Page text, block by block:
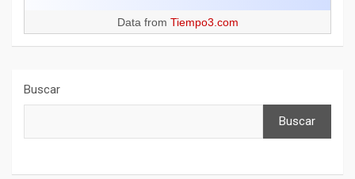
Data from Tiempo3.com
Buscar
Buscar